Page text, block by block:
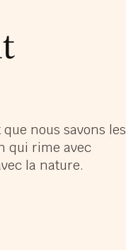
nous savons les
qui rime avec
la nature.